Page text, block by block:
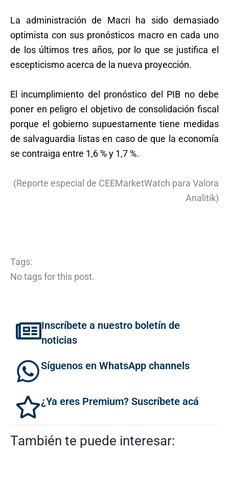
La administración de Macri ha sido demasiado
optimista con sus pronósticos macro en cada uno
de los últimos tres años, por lo que se justifica el
escepticismo acerca de la nueva proyección.
El incumplimiento del pronóstico del PIB no debe
poner en peligro el objetivo de consolidación fiscal
porque el gobierno supuestamente tiene medidas
de salvaguardia listas en caso de que la economía
se contraiga entre 1,6 % y 1,7 %.
(Reporte especial de CEEMarketWatch para Valora
Analitik)
Tags:
No tags for this post.
Inscríbete a nuestro boletín de
noticias
Síguenos en WhatsApp channels
¿Ya eres Premium? Suscríbete acá
También te puede interesar: